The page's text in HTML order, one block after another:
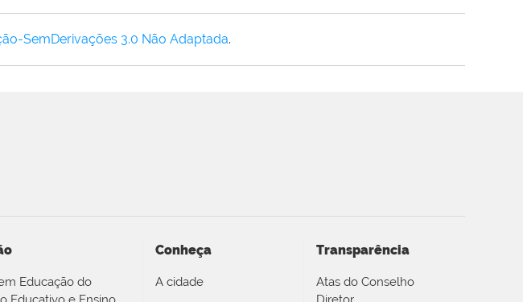
SemDerivações 3.0 Não Adaptada.
Educação do
Conheça
A cidade
Transparência
Atas do Conselho